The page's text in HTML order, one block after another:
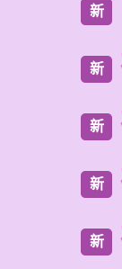
新
新
新
新
新